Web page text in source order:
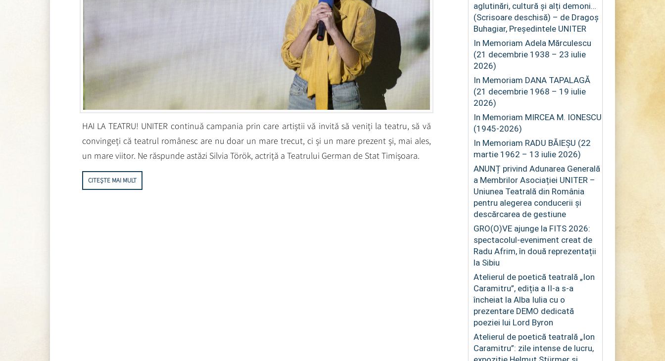
HAI LA TEATRU! UNITER continuă campania prin care artiștii vă invită să veniți la teatru, să vă
convingeți că teatrul românesc are nu doar un mare trecut, ci și un mare prezent și, mai ales,
un mare viitor. Ne răspunde astăzi Silvia Török, actriță a Teatrului German de Stat Timișoara.
CITEȘTE MAI MULT
aglutinări, cultură și alți demoni…
(Scrisoare deschisă) – de Dragoș
Buhagiar, Președintele UNITER
In Memoriam Adela Mărculescu
(21 decembrie 1938 – 23 iulie
2026)
In Memoriam DANA TAPALAGĂ
(21 decembrie 1968 – 19 iulie
2026)
In Memoriam MIRCEA M. IONESCU
(1945-2026)
In Memoriam RADU BĂIEȘU (22
martie 1962 – 13 iulie 2026)
ANUNȚ privind Adunarea Generală
a Membrilor Asociației UNITER –
Uniunea Teatrală din România
pentru alegerea conducerii și
descărcarea de gestiune
GRO(O)VE ajunge la FITS 2026:
spectacolul-eveniment creat de
Radu Afrim, în două reprezentații
la Sibiu
Atelierul de poetică teatrală „Ion
Caramitru”, ediția a II-a s-a
încheiat la Alba Iulia cu o
prezentare DEMO dedicată
poeziei lui Lord Byron
Atelierul de poetică teatrală „Ion
Caramitru”: zile intense de lucru,